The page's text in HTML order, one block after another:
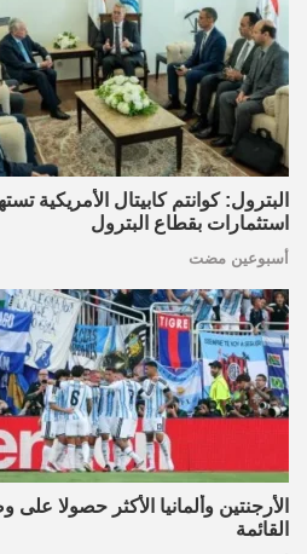
البترول: كوانتم كابيتال
استثمارات بقطاع البترول
أسبوعين مضت
الأرجنتين وألمانيا الأكثر حصولا
القائمة